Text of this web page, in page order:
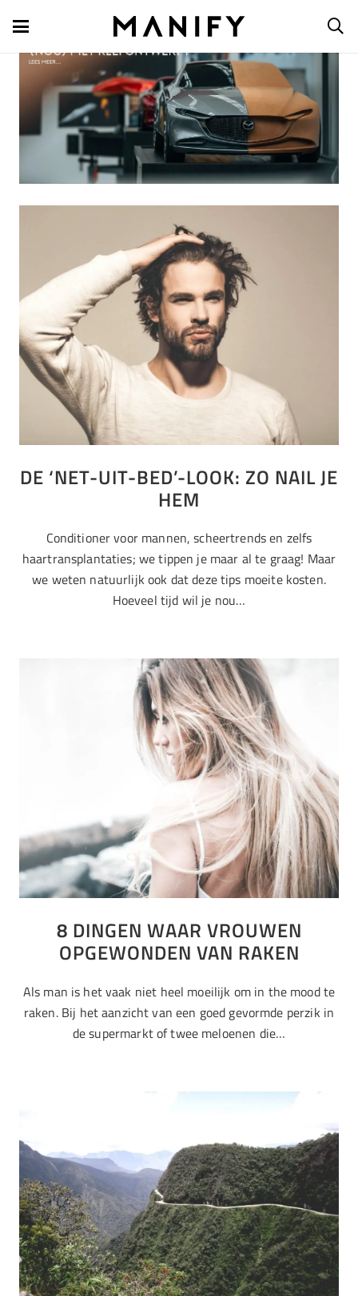
DE ‘NET-UIT-BED’-LOOK: ZO NAIL JE
HEM
Conditioner voor mannen, scheertrends en zelfs
haartransplantaties; we tippen je maar al te graag! Maar
we weten natuurlijk ook dat deze tips moeite kosten.
Hoeveel tijd wil je nou…
8 DINGEN WAAR VROUWEN
OPGEWONDEN VAN RAKEN
Als man is het vaak niet heel moeilijk om in the mood te
raken. Bij het aanzicht van een goed gevormde perzik in
de supermarkt of twee meloenen die…